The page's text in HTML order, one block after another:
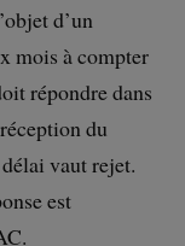
d’un
mois à compter
répondre dans
du
délai vaut rejet.
est